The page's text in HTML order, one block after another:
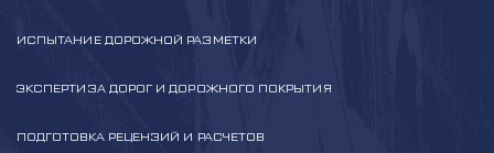
ИСПЫТАНИЕ ДОРОЖНОЙ РАЗМЕТКИ
ЭКСПЕРТИЗА ДОРОГ И ДОРОЖНОГО ПОКРЫТИЯ
ПОДГОТОВКА РЕЦЕНЗИЙ И РАСЧЕТОВ